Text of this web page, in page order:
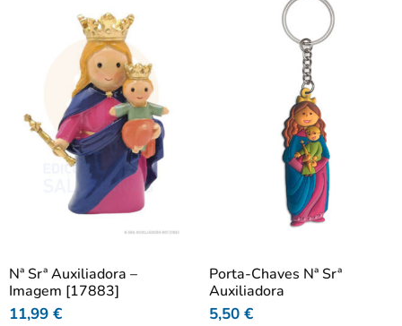
Nª Srª Auxiliadora –
Imagem [17883]
11,99 €
Porta-Chaves Nª Srª
Auxiliadora
5,50 €